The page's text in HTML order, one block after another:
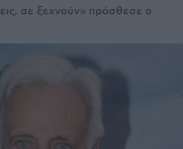
σε ξεχνούν» πρόσθεσε ο